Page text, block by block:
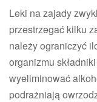
Leki na zajady
przestrzegać kilku
należy ograniczyć
organizmu
wyeliminować
podrażniają